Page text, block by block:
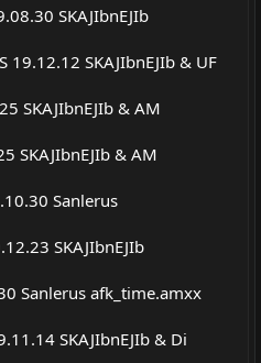
SKAJIbnEJIb
19.12.12 SKAJIbnEJIb & UF
SKAJIbnEJIb & AM
SKAJIbnEJIb & AM
Sanlerus
SKAJIbnEJIb
Sanlerus afk_time.amxx
SKAJIbnEJIb & Di